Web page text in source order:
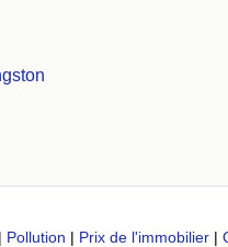
| Pollution | Prix de l'immobilier |